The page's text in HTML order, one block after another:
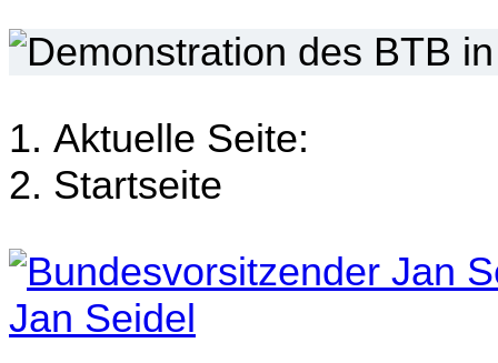
Aktuelle Seite:
Startseite
Jan Seidel